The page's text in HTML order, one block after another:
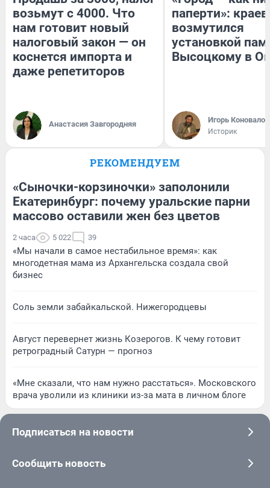
возьмут с 4000. Что
нам готовит новый
налоговый закон — он
коснется импорта и
даже репетиторов
Анастасия Завгородняя
паперти»:
возмутился
установкой
Высоцкому в
Игорь Коновалов
Историк
РЕКОМЕНДУЕМ
«Сыночки-корзиночки» заполонили
Екатеринбург: почему уральские парни
массово оставили жен без цветов
2 часа 5 022 39
«Мы начали в самое нестабильное время»: как
многодетная мама из Архангельска создала свой
бизнес
Соль земли забайкальской. Нижегородцевы
Август перевернет жизнь Козерогов. К чему готовит
ретроградный Сатурн — прогноз
«Мне сказали, что нам нужно расстаться». Московского
врача уволили из клиники из-за мата в личном блоге
Подписаться на новости
Сообщить новость